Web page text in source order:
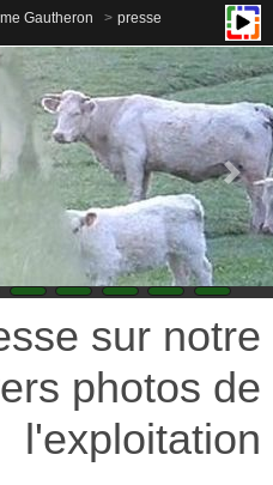
Gautheron presse
sur notre
photos de
l'exploitation